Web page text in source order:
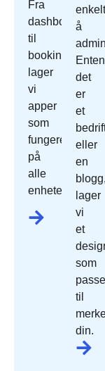
Fra
dashbord
til
lager
vi
apper
som
fungerer
på
alle
enheter.
enkelt
å
Enten
det
er
et
eller
en
blogg,
lager
vi
et
som
til
din.